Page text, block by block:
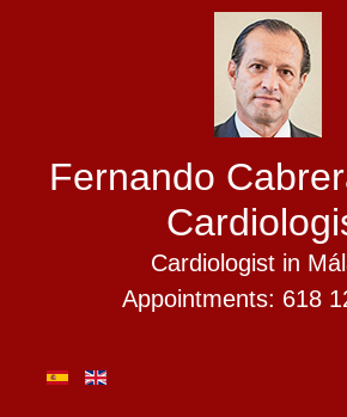
Fernando
Cardiologist in
Appointments: 618